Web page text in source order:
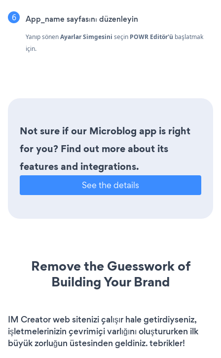
App_name sayfasını düzenleyin
Yanıp sönenAyarlar Simgesini seçin POWR Editör'ü başlatmak
için.
Not sure if our Microblog app is right
for you? Find out more about its
features and integrations.
See the details
Remove the Guesswork of
Building Your Brand
IM Creator web sitenizi çalışır hale getirdiyseniz,
işletmelerinizin çevrimiçi varlığını oluştururken ilk
büyük zorluğun üstesinden geldiniz. tebrikler!